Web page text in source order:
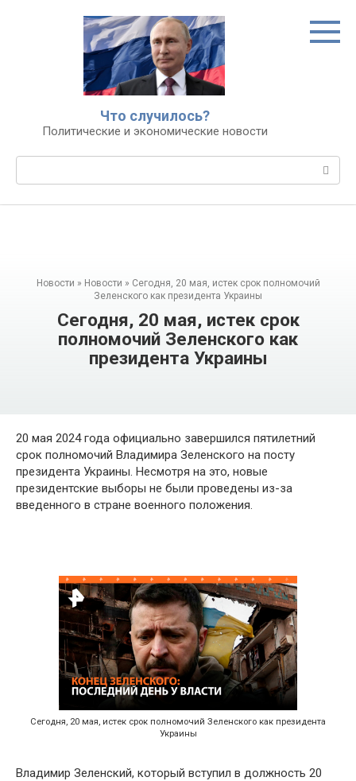
Что случилось?
Политические и экономические новости
Новости » Новости » Сегодня, 20 мая, истек срок полномочий
Зеленского как президента Украины
Сегодня, 20 мая, истек срок
полномочий Зеленского как
президента Украины
20 мая 2024 года официально завершился пятилетний
срок полномочий Владимира Зеленского на посту
президента Украины. Несмотря на это, новые
президентские выборы не были проведены из-за
введенного в стране военного положения.
Сегодня, 20 мая, истек срок полномочий Зеленского как президента
Украины
Владимир Зеленский, который вступил в должность 20